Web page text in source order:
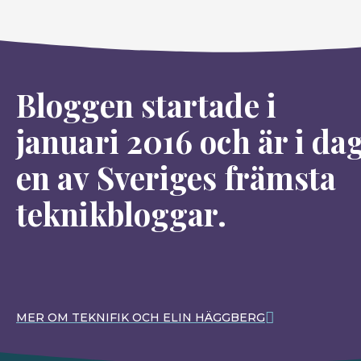
Bloggen startade i
januari 2016 och är i
en av Sveriges främsta
teknikbloggar.
MER OM TEKNIFIK OCH ELIN HÄGGBERG